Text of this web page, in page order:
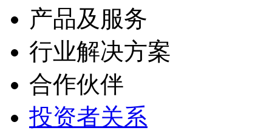
产品及服务
行业解决方案
合作伙伴
投资者关系